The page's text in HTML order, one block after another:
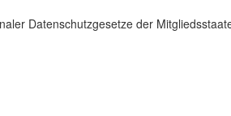
Datenschutzgesetze der